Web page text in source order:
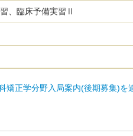
、臨床予備実習Ⅱ
矯正学分野入局案内(後期募集)を